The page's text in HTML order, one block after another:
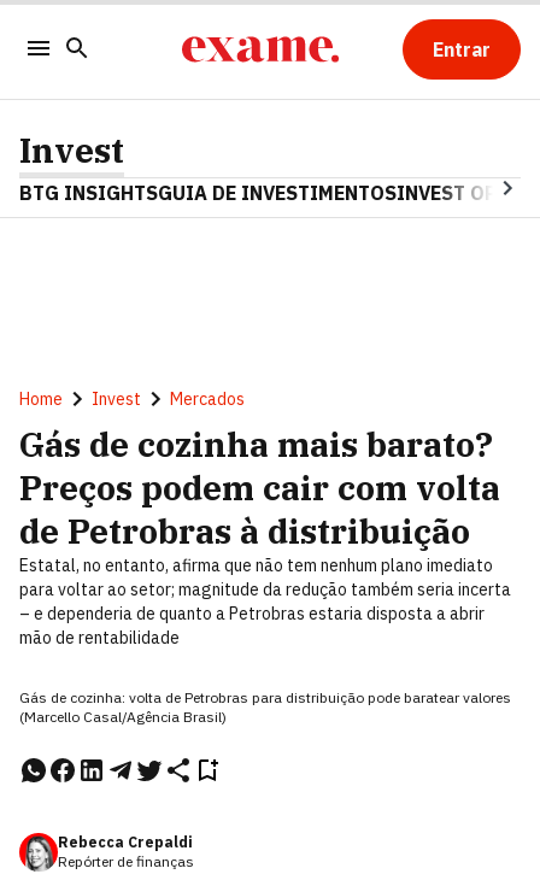
Entrar
Invest
BTG INSIGHTSGUIA DE INVESTIMENTOSINVEST OPINA
Home Invest Mercados
Gás de cozinha mais barato?
Preços podem cair com volta
de Petrobras à distribuição
Estatal, no entanto, afirma que não tem nenhum plano imediato
para voltar ao setor; magnitude da redução também seria incerta
– e dependeria de quanto a Petrobras estaria disposta a abrir
mão de rentabilidade
Gás de cozinha: volta de Petrobras para distribuição pode baratear valores
(Marcello Casal/Agência Brasil)
Rebecca Crepaldi
Repórter de finanças